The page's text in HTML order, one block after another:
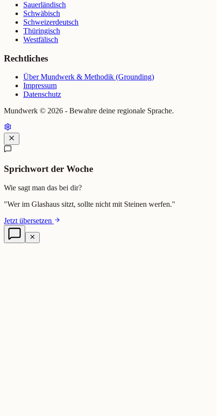
Sauerländisch
Schwäbisch
Schweizerdeutsch
Thüringisch
Westfälisch
Rechtliches
Über Mundwerk & Methodik (Grounding)
Impressum
Datenschutz
Mundwerk © 2026 - Bewahre deine regionale Sprache.
Sprichwort der Woche
Wie sagt man das bei dir?
"Wer im Glashaus sitzt, sollte nicht mit Steinen werfen."
Jetzt übersetzen